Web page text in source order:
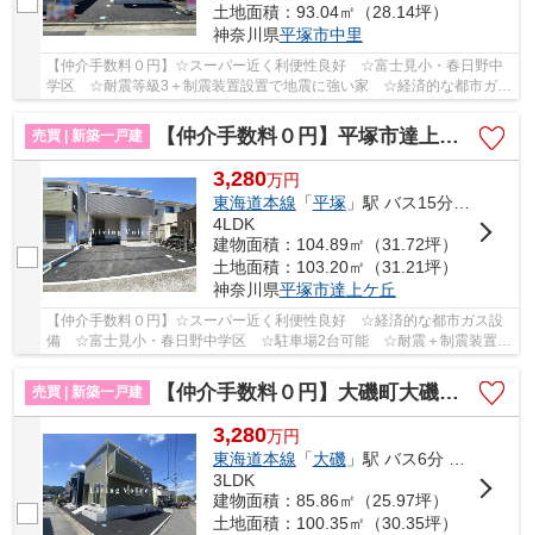
土地面積：93.04㎡（28.14坪）
神奈川県平塚市中里
【仲介手数料０円】☆スーパー近く利便性良好 ☆富士見小・春日野中
学区 ☆耐震等級3＋制震装置設置で地震に強い家 ☆経済的な都市ガス
設備 ☆ZEH水準省エネ住宅 ☆全居室収納完備♪ 【...
売買 | 新築一戸建
【仲介手数料０円】平塚市達上ヶ丘第4 新築一戸建て 2号棟 全2棟
3,280万円
東海道本線 「平塚」駅 バス15分 「向原（平塚市）」 停歩3分
4LDK
建物面積：104.89㎡（31.72坪）
土地面積：103.20㎡（31.21坪）
神奈川県平塚市達上ケ丘
【仲介手数料０円】☆スーパー近く利便性良好 ☆経済的な都市ガス設
備 ☆富士見小・春日野中学区 ☆駐車場2台可能 ☆耐震＋制震装置設
売買 | 新築一戸建
【仲介手数料０円】大磯町大磯第5 新築一戸建て 2号棟 全2棟
3,280万円
東海道本線 「大磯」駅 バス6分 「長者町芦添」 停歩3分
3LDK
建物面積：85.86㎡（25.97坪）
土地面積：100.35㎡（30.35坪）